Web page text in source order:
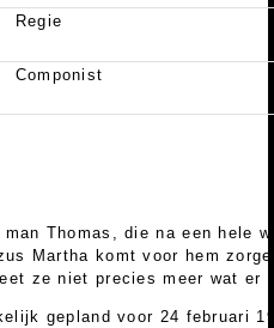
Regie
Componist
Thomas, die na een hele
Martha komt voor hem
ze niet precies meer wat er
gepland voor 24 februari